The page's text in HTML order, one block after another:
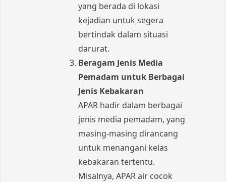
yang berada di lokasi
kejadian untuk segera
bertindak dalam situasi
darurat.
Beragam Jenis Media
Pemadam untuk Berbagai
Jenis Kebakaran
APAR hadir dalam berbagai
jenis media pemadam, yang
masing-masing dirancang
untuk menangani kelas
kebakaran tertentu.
Misalnya, APAR air cocok